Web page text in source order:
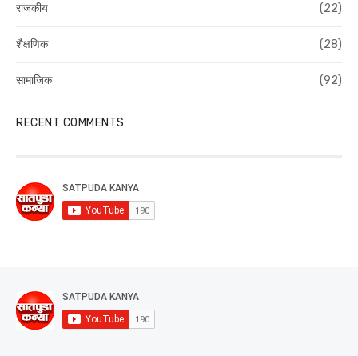
राजकीय (22)
शैक्षणिक (28)
सामाजिक (92)
RECENT COMMENTS